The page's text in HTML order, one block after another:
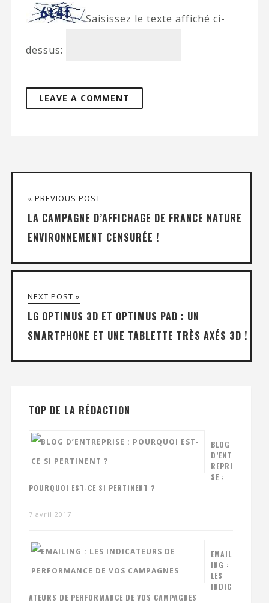
Saisissez le texte affiché ci-
dessus:
« PREVIOUS POST
LA CAMPAGNE D’AFFICHAGE DE FRANCE NATURE
ENVIRONNEMENT CENSURÉE !
NEXT POST »
LG OPTIMUS 3D ET OPTIMUS PAD : UN
SMARTPHONE ET UNE TABLETTE TRÈS AXÉS 3D !
TOP DE LA RÉDACTION
BLOG
D’ENT
REPRI
SE :
POURQUOI EST-CE SI PERTINENT ?
7 avril 2017
EMAIL
ING :
LES
INDIC
ATEURS DE PERFORMANCE DE VOS CAMPAGNES